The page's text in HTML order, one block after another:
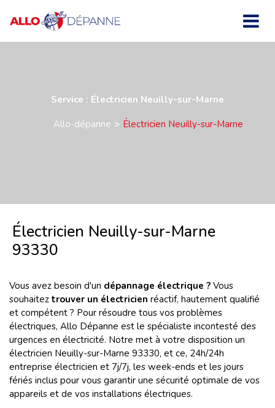
Service : Électricien Neuilly-sur-Marne
Allo-dépanne
Électricien Neuilly-sur-Marne
Électricien Neuilly-sur-Marne
93330
Vous avez besoin d'un dépannage électrique ? Vous
souhaitez trouver un électricien réactif, hautement qualifié
et compétent ? Pour résoudre tous vos problèmes
électriques, Allo Dépanne est le spécialiste incontesté des
urgences en électricité. Notre met à votre disposition un
électricien Neuilly-sur-Marne 93330, et ce, 24h/24h
entreprise électricien et 7j/7j, les week-ends et les jours
fériés inclus pour vous garantir une sécurité optimale de vos
appareils et de vos installations électriques.